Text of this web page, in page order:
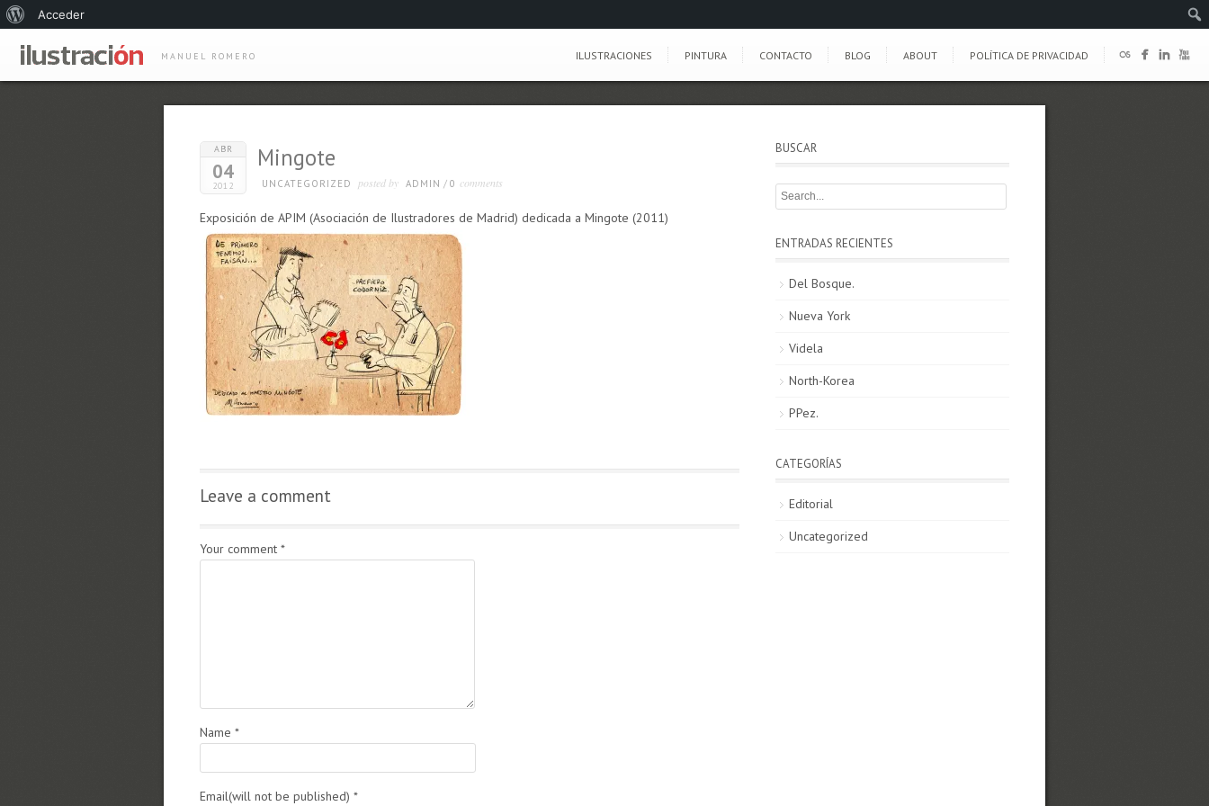
MANUEL ROMERO ILUSTRACIONES PINTURA CONTACTO BLOG ABOUT POLÍTICA DE PRIVACIDAD
ABR
04
2012
Mingote
UNCATEGORIZED posted by ADMIN / 0 comments
Exposición de APIM (Asociación de Ilustradores de Madrid) dedicada a Mingote (2011)
Leave a comment
Your comment *
Name *
Email(will not be published) *
BUSCAR
ENTRADAS RECIENTES
Del Bosque.
Nueva York
Videla
North-Korea
PPez.
CATEGORÍAS
Editorial
Uncategorized
Acerca
de
Acceder